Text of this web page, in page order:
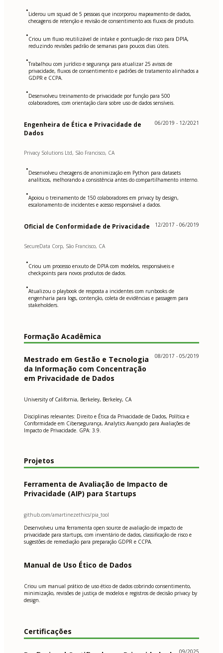
•Liderou um squad de 5 pessoas que incorporou mapeamento de dados,
checagens de retenção e revisão de consentimento aos fluxos de produto.
•Criou um fluxo reutilizável de intake e pontuação de risco para DPIA,
reduzindo revisões padrão de semanas para poucos dias úteis.
•Trabalhou com jurídico e segurança para atualizar 25 avisos de
privacidade, fluxos de consentimento e padrões de tratamento alinhados a
GDPR e CCPA.
•Desenvolveu treinamento de privacidade por função para 500
colaboradores, com orientação clara sobre uso de dados sensíveis.
Engenheira de Ética e Privacidade de
Dados
06/2019 - 12/2021
Privacy Solutions Ltd, São Francisco, CA
•Desenvolveu checagens de anonimização em Python para datasets
analíticos, melhorando a consistência antes do compartilhamento interno.
•Apoiou o treinamento de 150 colaboradores em privacy by design,
escalonamento de incidentes e acesso responsável a dados.
Oficial de Conformidade de Privacidade 12/2017 - 06/2019
SecureData Corp, São Francisco, CA
•Criou um processo enxuto de DPIA com modelos, responsáveis e
checkpoints para novos produtos de dados.
•Atualizou o playbook de resposta a incidentes com runbooks de
engenharia para logs, contenção, coleta de evidências e passagem para
stakeholders.
Formação Acadêmica
Mestrado em Gestão e Tecnologia
da Informação com Concentração
em Privacidade de Dados
08/2017 - 05/2019
University of California, Berkeley, Berkeley, CA
Disciplinas relevantes: Direito e Ética da Privacidade de Dados, Política e
Conformidade em Cibersegurança, Analytics Avançado para Avaliações de
Impacto de Privacidade. GPA: 3.9.
Projetos
Ferramenta de Avaliação de Impacto de
Privacidade (AIP) para Startups
github.com/amartinezethics/pia_tool
Desenvolveu uma ferramenta open source de avaliação de impacto de
privacidade para startups, com inventário de dados, classificação de risco e
sugestões de remediação para preparação GDPR e CCPA.
Manual de Uso Ético de Dados
Criou um manual prático de uso ético de dados cobrindo consentimento,
minimização, revisões de justiça de modelos e registros de decisão privacy by
design.
Certificações
09/2025